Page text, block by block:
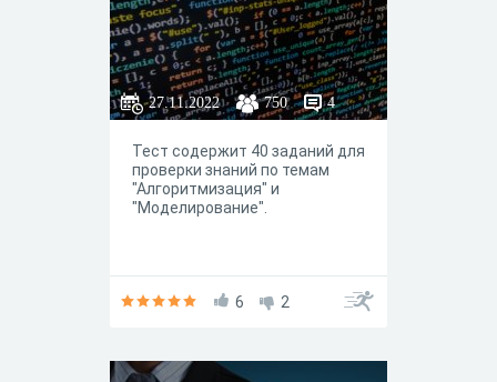
27.11.2022 750 4
Тест содержит 40 заданий для
проверки знаний по темам
"Алгоритмизация" и
"Моделирование".
6 2